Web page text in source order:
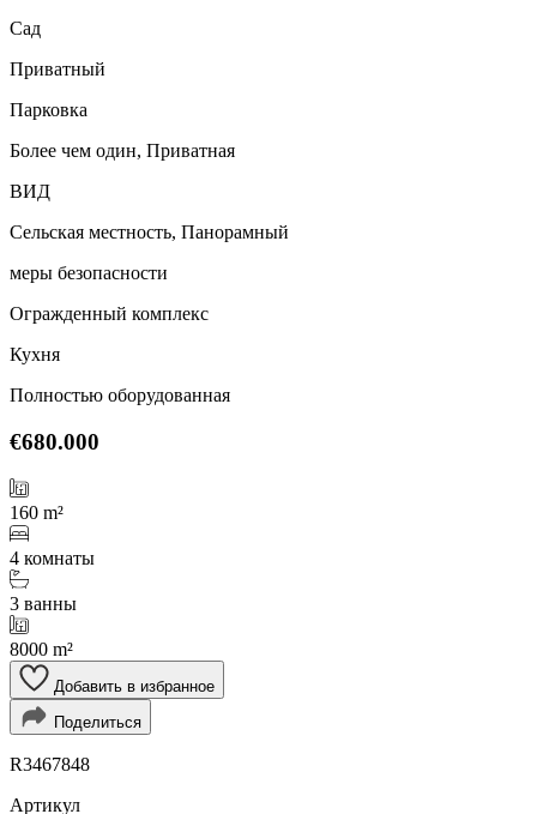
Сад
Приватный
Парковка
Более чем один, Приватная
ВИД
Сельская местность, Панорамный
меры безопасности
Огражденный комплекс
Кухня
Полностью оборудованная
€680.000
160 m²
4 комнаты
3 ванны
8000 m²
Добавить в избранное
Поделиться
R3467848
Артикул